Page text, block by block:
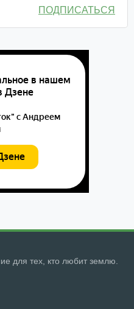
ПОДПИСАТЬСЯ
для тех, кто любит землю.